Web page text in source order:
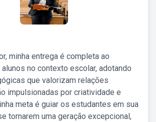
minha entrega é completa ao
no contexto escolar, adotando
que valorizam relações
impulsionadas por criatividade e
meta é guiar os estudantes em sua
tornarem uma geração excepcional,